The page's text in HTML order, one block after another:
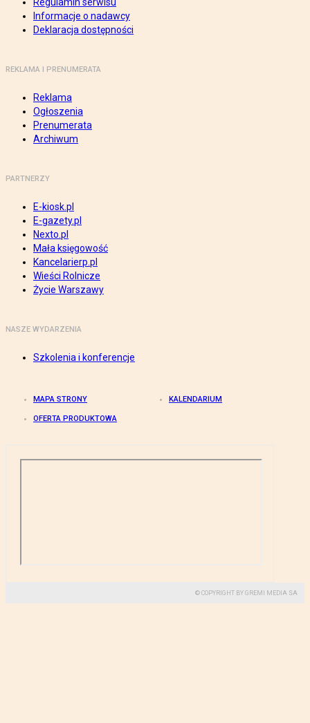
Informacje o nadawcy
Deklaracja dostępności
REKLAMA I PRENUMERATA
Reklama
Ogłoszenia
Prenumerata
Archiwum
PARTNERZY
E-kiosk.pl
E-gazety.pl
Nexto.pl
Mała księgowość
Kancelarierp.pl
Wieści Rolnicze
Życie Warszawy
NASZE WYDARZENIA
Szkolenia i konferencje
MAPA STRONY KALENDARIUM
OFERTA PRODUKTOWA
© COPYRIGHT BY GREMI MEDIA SA